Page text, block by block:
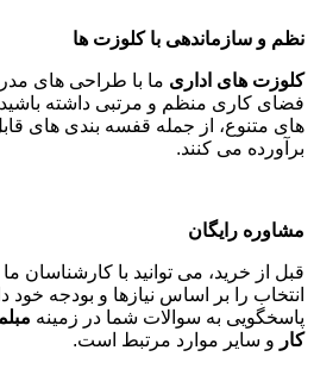
نظم و سازماندهی با کلوزت ها
کلوزت های اداری ما با طراحی های
فضای کاری منظم و مرتبی داشته
های متنوع، از جمله قفسه بندی های
برآورده می کنند.
مشاوره رایگان
قبل از خرید، می توانید با کارشناسان
انتخاب را بر اساس نیازها و بودجه خود
پاسخگویی به سوالات شما در زمینه
کار و سایر موارد مرتبط است.